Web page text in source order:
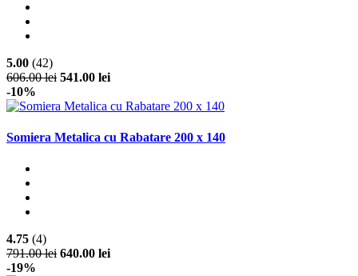
5.00 (42)
606.00 lei 541.00 lei
-10%
Somiera Metalica cu Rabatare 200 x 140
4.75 (4)
791.00 lei 640.00 lei
-19%